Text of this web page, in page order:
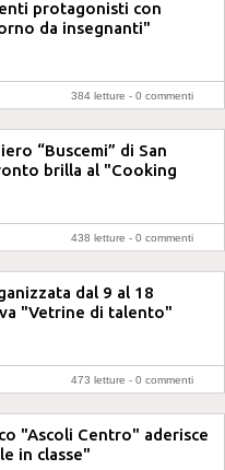
protagonisti con
da insegnanti"
384 letture - 0 commenti
“Buscemi” di San
brilla al "Cooking
438 letture - 0 commenti
dal 9 al 18
"Vetrine di talento"
473 letture - 0 commenti
"Ascoli Centro" aderisce
in classe"